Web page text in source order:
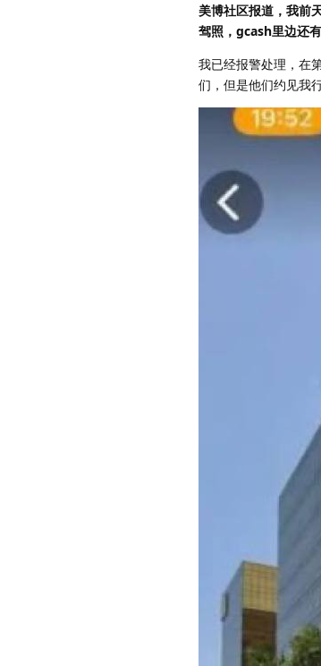
美博社区报道，我前
驾照，gcash里边还
我已经报警处理，在
们，但是他们约见我